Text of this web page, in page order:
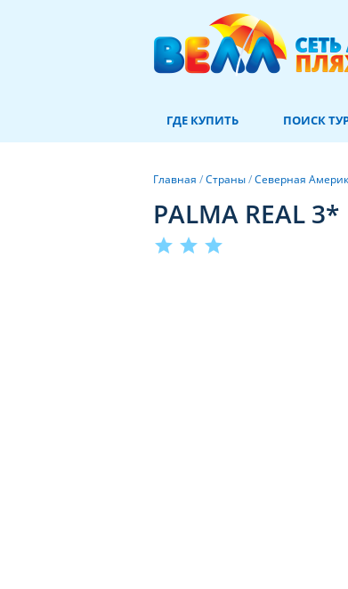
ГДЕ КУПИТЬ ПОИСК
Главная /Страны/Северная
PALMA REAL 3*
star star star